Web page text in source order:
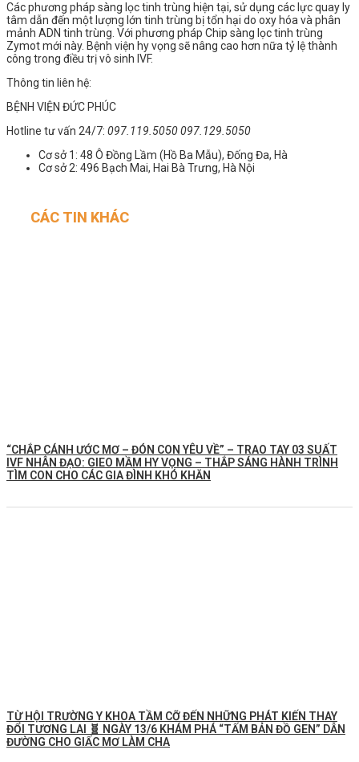
Các phương pháp sàng lọc tinh trùng hiện tại, sử dụng các lực quay ly
tâm dẫn đến một lượng lớn tinh trùng bị tổn hại do oxy hóa và phân
mảnh ADN tinh trùng. Với phương pháp Chip sàng lọc tinh trùng
Zymot mới này. Bệnh viện hy vọng sẽ nâng cao hơn nữa tỷ lệ thành
công trong điều trị vô sinh IVF.
Thông tin liên hệ:
BỆNH VIỆN ĐỨC PHÚC
Hotline tư vấn 24/7: 097.119.5050 097.129.5050
Cơ sở 1: 48 Ô Đồng Lầm (Hồ Ba Mẫu), Đống Đa, Hà
Cơ sở 2: 496 Bạch Mai, Hai Bà Trưng, Hà Nội
CÁC TIN KHÁC
“CHẮP CÁNH ƯỚC MƠ – ĐÓN CON YÊU VỀ” – TRAO TAY 03 SUẤT
IVF NHÂN ĐẠO: GIEO MẦM HY VỌNG – THẮP SÁNG HÀNH TRÌNH
TÌM CON CHO CÁC GIA ĐÌNH KHÓ KHĂN
TỪ HỘI TRƯỜNG Y KHOA TẦM CỠ ĐẾN NHỮNG PHÁT KIẾN THAY
ĐỔI TƯƠNG LAI 🧬 NGÀY 13/6 KHÁM PHÁ “TẤM BẢN ĐỒ GEN” DẪN
ĐƯỜNG CHO GIẤC MƠ LÀM CHA